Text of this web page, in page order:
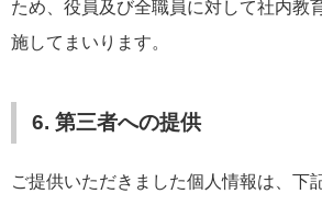
ため、役員及び全職員に対して社内教
施してまいります。
6. 第三者への提供
ご提供いただきました個人情報は、下